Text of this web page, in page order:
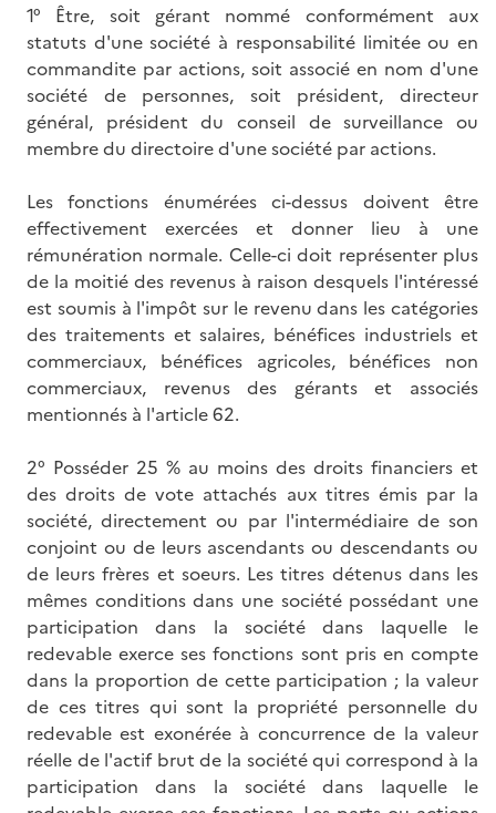
1° Être, soit gérant nommé conformément aux
statuts d'une société à responsabilité limitée ou en
commandite par actions, soit associé en nom d'une
société de personnes, soit président, directeur
général, président du conseil de surveillance ou
membre du directoire d'une société par actions.
Les fonctions énumérées ci-dessus doivent être
effectivement exercées et donner lieu à une
rémunération normale. Celle-ci doit représenter plus
de la moitié des revenus à raison desquels l'intéressé
est soumis à l'impôt sur le revenu dans les catégories
des traitements et salaires, bénéfices industriels et
commerciaux, bénéfices agricoles, bénéfices non
commerciaux, revenus des gérants et associés
mentionnés à l'article 62.
2° Posséder 25 % au moins des droits financiers et
des droits de vote attachés aux titres émis par la
société, directement ou par l'intermédiaire de son
conjoint ou de leurs ascendants ou descendants ou
de leurs frères et soeurs. Les titres détenus dans les
mêmes conditions dans une société possédant une
participation dans la société dans laquelle le
redevable exerce ses fonctions sont pris en compte
dans la proportion de cette participation ; la valeur
de ces titres qui sont la propriété personnelle du
redevable est exonérée à concurrence de la valeur
réelle de l'actif brut de la société qui correspond à la
participation dans la société dans laquelle le